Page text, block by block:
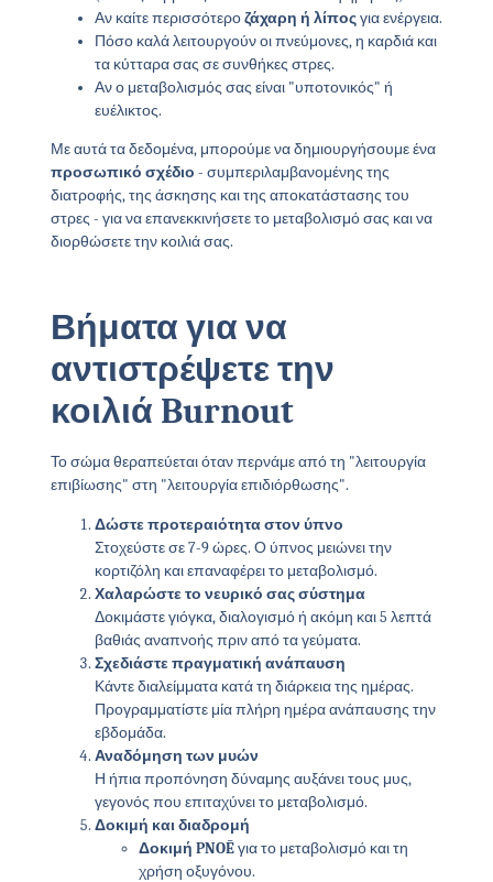
Αν καίτε περισσότεροζάχαρη ή λίποςγια ενέργεια.
Πόσο καλά λειτουργούν οι πνεύμονες, η καρδιά και
τα κύτταρα σας σε συνθήκες στρες.
Αν ο μεταβολισμός σας είναι "υποτονικός" ή
ευέλικτος.
Με αυτά τα δεδομένα, μπορούμε να δημιουργήσουμε ένα
προσωπικό σχέδιο - συμπεριλαμβανομένης της
διατροφής, της άσκησης και της αποκατάστασης του
στρες - για να επανεκκινήσετε το μεταβολισμό σας και να
διορθώσετε την κοιλιά σας.
Βήματα για να
αντιστρέψετε την
κοιλιά Burnout
Το σώμα θεραπεύεται όταν περνάμε από τη "λειτουργία
επιβίωσης" στη "λειτουργία επιδιόρθωσης".
Δώστε προτεραιότητα στον ύπνο
Στοχεύστε σε 7-9 ώρες. Ο ύπνος μειώνει την
κορτιζόλη και επαναφέρει το μεταβολισμό.
Χαλαρώστε το νευρικό σας σύστημα
Δοκιμάστε γιόγκα, διαλογισμό ή ακόμη και 5 λεπτά
βαθιάς αναπνοής πριν από τα γεύματα.
Σχεδιάστε πραγματική ανάπαυση
Κάντε διαλείμματα κατά τη διάρκεια της ημέρας.
Προγραμματίστε μία πλήρη ημέρα ανάπαυσης την
εβδομάδα.
Αναδόμηση των μυών
Η ήπια προπόνηση δύναμης αυξάνει τους μυς,
γεγονός που επιταχύνει το μεταβολισμό.
Δοκιμή και διαδρομή
Δοκιμή PNOĒγια το μεταβολισμό και τη
χρήση οξυγόνου.